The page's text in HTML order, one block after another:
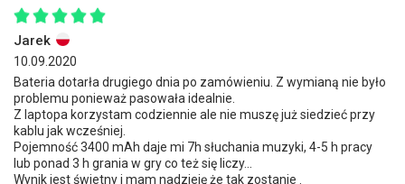
Jarek
10.09.2020
Bateria dotarła drugiego dnia po zamówieniu. Z wymianą nie było
problemu ponieważ pasowała idealnie.
Z laptopa korzystam codziennie ale nie muszę już siedzieć przy
kablu jak wcześniej.
Pojemność 3400 mAh daje mi 7h słuchania muzyki, 4-5 h pracy
lub ponad 3 h grania w gry co też się liczy...
Wynik jest świetny i mam nadzieję że tak zostanie .